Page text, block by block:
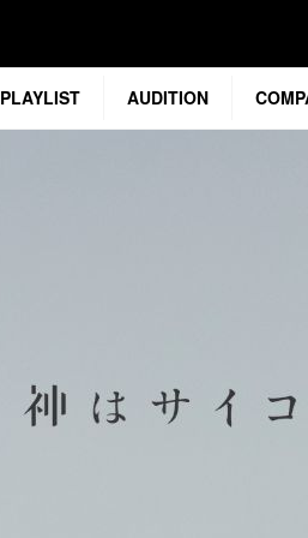
PLAYLIST AUDITION